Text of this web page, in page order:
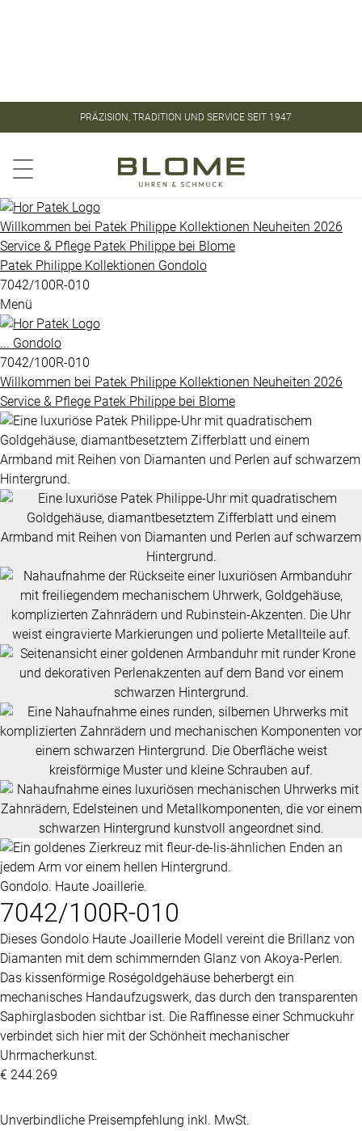
PRÄZISION, TRADITION UND SERVICE SEIT 1947
PATEK
PHILIPPE
Aquanaut
Calatrava
Golden
Gondolo
Grandes
Complications
Nautilus
Twenty-
4
Complications
UHREN
VINTAGE
SCHMUCK
BLOME
SERVICE
ÜBER
UNS
Datenschutz
AGB
Willkommen bei Patek Philippe Kollektionen Neuheiten 2026
Service & Pflege Patek Philippe bei Blome
Patek Philippe Kollektionen Gondolo
7042/100R-010
Menü
... Gondolo
7042/100R-010
Willkommen bei Patek Philippe Kollektionen Neuheiten 2026
Service & Pflege Patek Philippe bei Blome
Gondolo. Haute Joaillerie.
7042/100R-010
Dieses Gondolo Haute Joaillerie Modell vereint die Brillanz von
Diamanten mit dem schimmernden Glanz von Akoya-Perlen.
Das kissenförmige Roségoldgehäuse beherbergt ein
mechanisches Handaufzugswerk, das durch den transparenten
Saphirglasboden sichtbar ist. Die Raffinesse einer Schmuckuhr
verbindet sich hier mit der Schönheit mechanischer
Uhrmacherkunst.
€ 244.269
Unverbindliche Preisempfehlung inkl. MwSt.